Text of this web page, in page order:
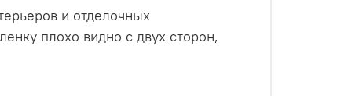
и отделочных
плохо видно с двух сторон,